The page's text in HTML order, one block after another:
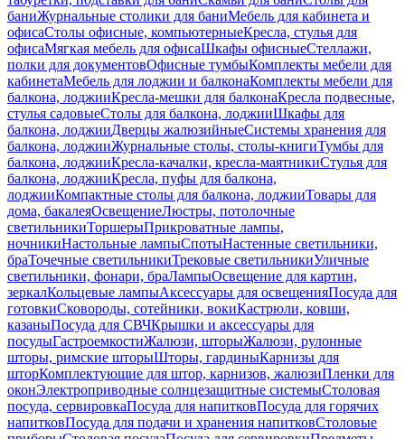
баниЖурнальные столики для баниМебель для кабинета и
офисаСтолы офисные, компьютерныеКресла, стулья для
офисаМягкая мебель для офисаШкафы офисныеСтеллажи,
полки для документовОфисные тумбыКомплекты мебели для
кабинетаМебель для лоджии и балконаКомплекты мебели для
балкона, лоджииКресла-мешки для балконаКресла подвесные,
стулья садовыеСтолы для балкона, лоджииШкафы для
балкона, лоджииДверцы жалюзийныеСистемы хранения для
балкона, лоджииЖурнальные столы, столы-книгиТумбы для
балкона, лоджииКресла-качалки, кресла-маятникиСтулья для
балкона, лоджииКресла, пуфы для балкона,
лоджииКомпактные столы для балкона, лоджииТовары для
дома, бакалеяОсвещениеЛюстры, потолочные
светильникиТоршерыПрикроватные лампы,
ночникиНастольные лампыСпотыНастенные светильники,
браТочечные светильникиТрековые светильникиУличные
светильники, фонари, браЛампыОсвещение для картин,
зеркалКольцевые лампыАксессуары для освещенияПосуда для
готовкиСковороды, сотейники, вокиКастрюли, ковши,
казаныПосуда для СВЧКрышки и аксессуары для
посудыГастроемкостиЖалюзи, шторыЖалюзи, рулонные
шторы, римские шторыШторы, гардиныКарнизы для
шторКомплектующие для штор, карнизов, жалюзиПленки для
оконЭлектроприводные солнцезащитные системыСтоловая
посуда, сервировкаПосуда для напитковПосуда для горячих
напитковПосуда для подачи и хранения напитковСтоловые